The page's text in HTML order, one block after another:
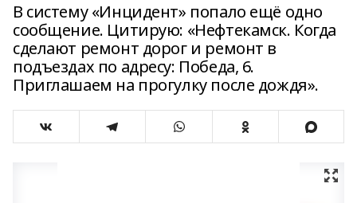
В систему «Инцидент» попало ещё одно
сообщение. Цитирую: «Нефтекамск. Когда
сделают ремонт дорог и ремонт в
подъездах по адресу: Победа, 6.
Приглашаем на прогулку после дождя».